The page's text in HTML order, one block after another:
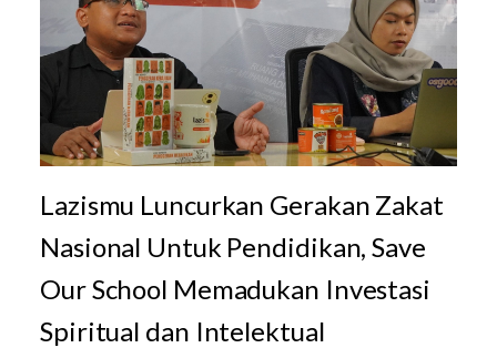
Lazismu Luncurkan Gerakan Zakat
Nasional Untuk Pendidikan, Save
Our School Memadukan Investasi
Spiritual dan Intelektual